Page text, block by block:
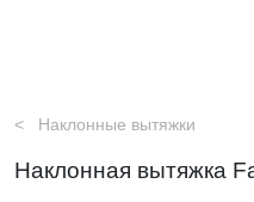
Наклонные вытяжки
Наклонная вытяжка